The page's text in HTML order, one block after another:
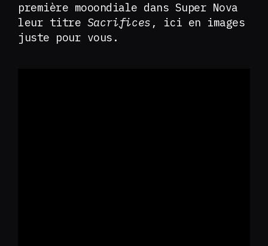
première mooondiale dans Super Nova
leur titre Sacrifices , ici en images
juste pour vous.